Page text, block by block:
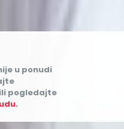
u ponudi
ili pogledajte